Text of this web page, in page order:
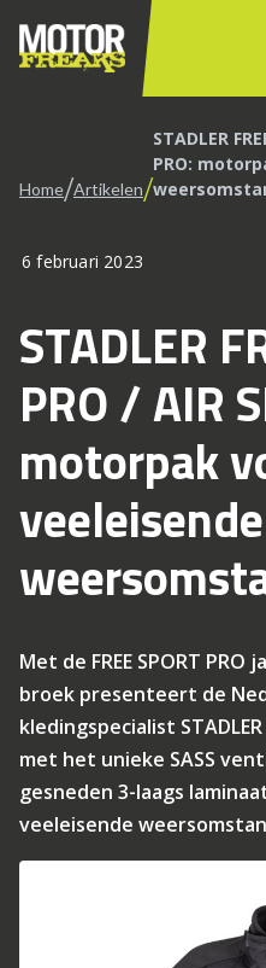
Home/Artikelen/
STADLER
PRO:
6 februari 2023
STADLER
PRO / AIR
motorpak
veeleisende
Met de FREE SPORT PRO
broek presenteert de
kledingspecialist
met het unieke SASS
gesneden 3-laags
veeleisende